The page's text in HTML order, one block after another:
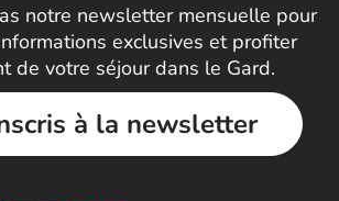
notre newsletter mensuelle pour
exclusives et profiter
de votre séjour dans le Gard.
à la newsletter